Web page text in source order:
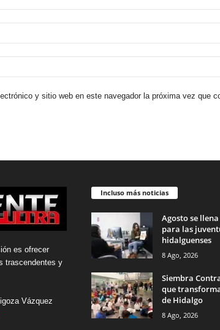
y sitio web en este navegador la próxima vez que
es ofrecer
trascendentes y
Vázquez
Incluso más noticias
Agosto se
para las
hidalguenses
8 Ago, 2026
Siembra
que
de Hidalgo
8 Ago, 2026